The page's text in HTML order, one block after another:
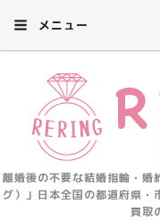
メニュー
離婚後の不要な結婚指輪・婚
グ）」日本全国の都道府県・
買取